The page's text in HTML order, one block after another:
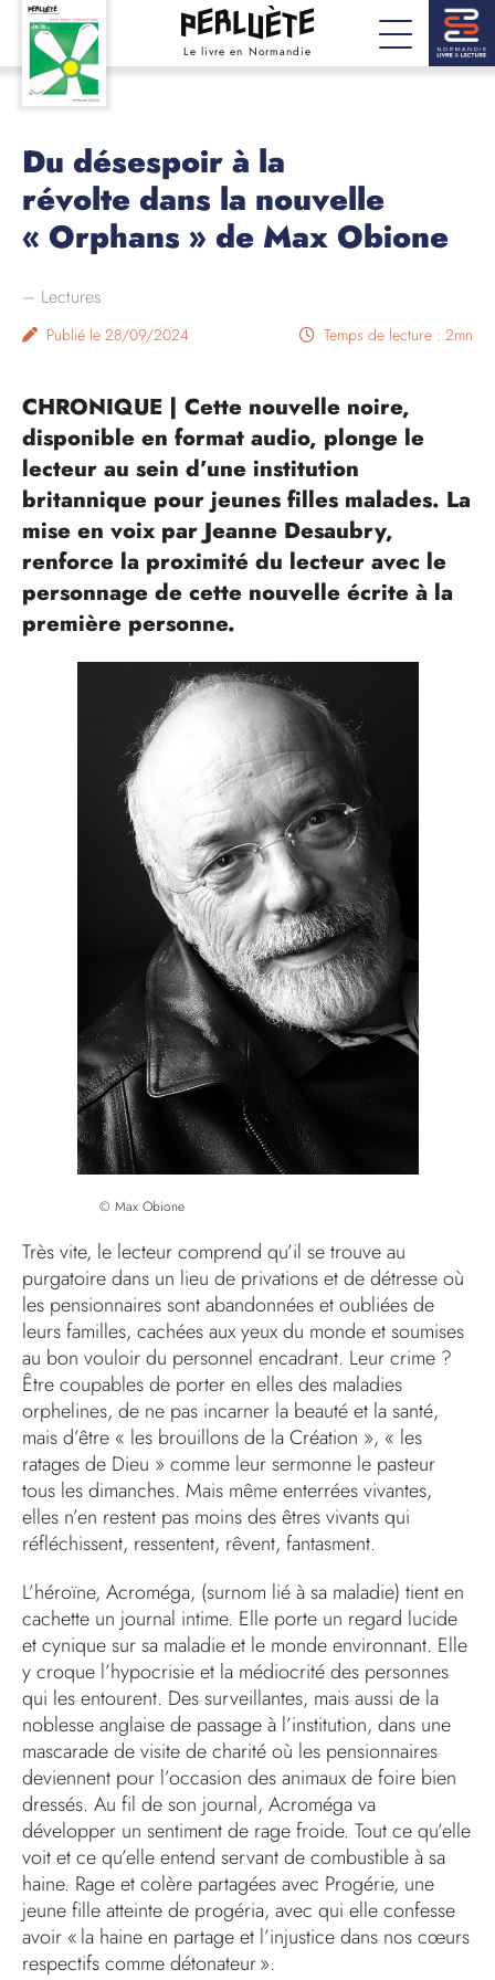
Le livre en Normandie
Du désespoir à la
révolte dans la nouvelle
« Orphans » de Max Obione
– Lectures
Publié le 28/09/2024 Temps de lecture : 2mn
CHRONIQUE | Cette nouvelle noire,
disponible en format audio, plonge le
lecteur au sein d’une institution
britannique pour jeunes filles malades. La
mise en voix par Jeanne Desaubry,
renforce la proximité du lecteur avec le
personnage de cette nouvelle écrite à la
première personne.
© Max Obione
Très vite, le lecteur comprend qu’il se trouve au
purgatoire dans un lieu de privations et de détresse où
les pensionnaires sont abandonnées et oubliées de
leurs familles, cachées aux yeux du monde et soumises
au bon vouloir du personnel encadrant. Leur crime ?
Être coupables de porter en elles des maladies
orphelines, de ne pas incarner la beauté et la santé,
mais d’être « les brouillons de la Création », « les
ratages de Dieu » comme leur sermonne le pasteur
tous les dimanches. Mais même enterrées vivantes,
elles n’en restent pas moins des êtres vivants qui
réfléchissent, ressentent, rêvent, fantasment.
L’héroïne, Acroméga, (surnom lié à sa maladie) tient en
cachette un journal intime. Elle porte un regard lucide
et cynique sur sa maladie et le monde environnant. Elle
y croque l’hypocrisie et la médiocrité des personnes
qui les entourent. Des surveillantes, mais aussi de la
noblesse anglaise de passage à l’institution, dans une
mascarade de visite de charité où les pensionnaires
deviennent pour l’occasion des animaux de foire bien
dressés. Au fil de son journal, Acroméga va
développer un sentiment de rage froide. Tout ce qu’elle
voit et ce qu’elle entend servant de combustible à sa
haine. Rage et colère partagées avec Progérie, une
jeune fille atteinte de progéria, avec qui elle confesse
avoir « la haine en partage et l’injustice dans nos cœurs
respectifs comme détonateur ».